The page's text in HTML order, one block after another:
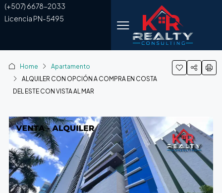
(+507) 6678-2033
Licencia PN-5495
Home
Apartamento
ALQUILER CON OPCIÓN A COMPRA EN COSTA
DEL ESTE CON VISTA AL MAR